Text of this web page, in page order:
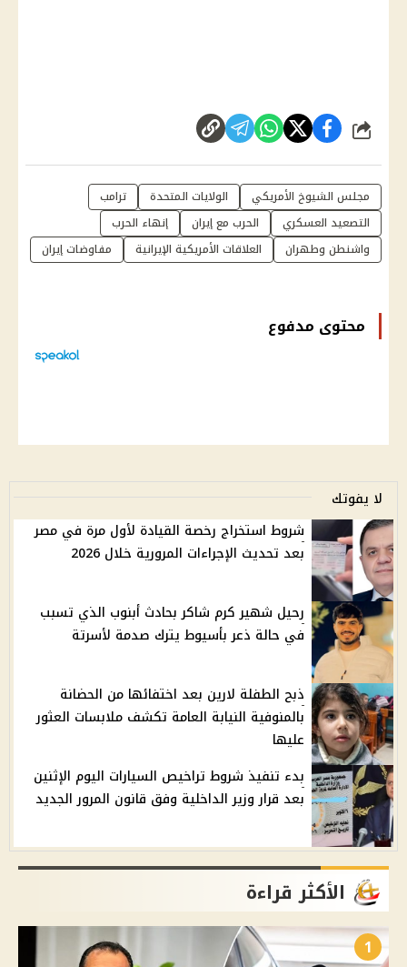
شارك
مجلس الشيوخ الأمريكي الولايات المتحدة
ترامب
التصعيد العسكري
الحرب مع إيران
إنهاء الحرب
واشنطن وطهران
العلاقات الأمريكية الإيرانية مفاوضات إيران
محتوى مدفوع
لا يفوتك
شروط استخراج رخصة القيادة لأول مرة في مصر
بعد تحديث الإجراءات المرورية خلال 2026
رحيل شهير كرم شاكر بحادث أبنوب الذي تسبب
في حالة ذعر بأسيوط يترك صدمة لأسرتة
ذبح الطفلة لارين بعد اختفائها من الحضانة
بالمنوفية النيابة العامة تكشف ملابسات العثور
عليها
بدء تنفيذ شروط تراخيص السيارات اليوم الإثنين
بعد قرار وزير الداخلية وفق قانون المرور الجديد
الأكثر قراءة
1